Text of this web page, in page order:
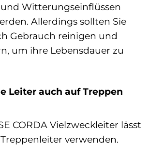
Witterungseinflüssen
Allerdings sollten Sie
Gebrauch reinigen und
um ihre Lebensdauer zu
Leiter auch auf Treppen
CORDA Vielzweckleiter lässt
verwenden.